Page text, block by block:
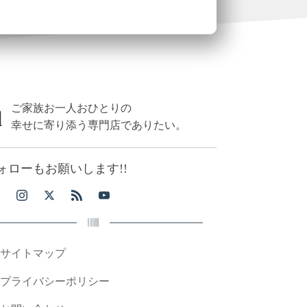
ご家族お一人おひとりの
幸せに寄り添う専門店でありたい。
ローもお願いします!!
サイトマップ
プライバシーポリシー